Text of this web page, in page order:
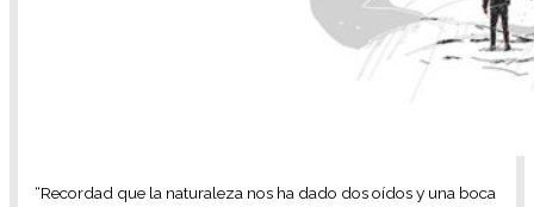
“Recordad que la naturaleza nos ha dado dos oídos y una boca